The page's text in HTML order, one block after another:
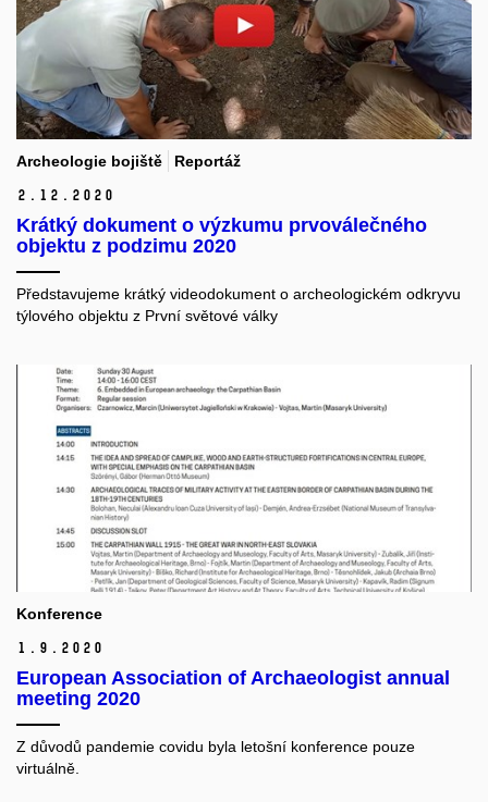
Archeologie bojiště Reportáž
2. 12. 2020
Krátký dokument o výzkumu prvoválečného
objektu z podzimu 2020
Představujeme krátký videodokument o archeologickém odkryvu
týlového objektu z První světové války
Konference
1. 9. 2020
European Association of Archaeologist annual
meeting 2020
Z důvodů pandemie covidu byla letošní konference pouze
virtuálně.